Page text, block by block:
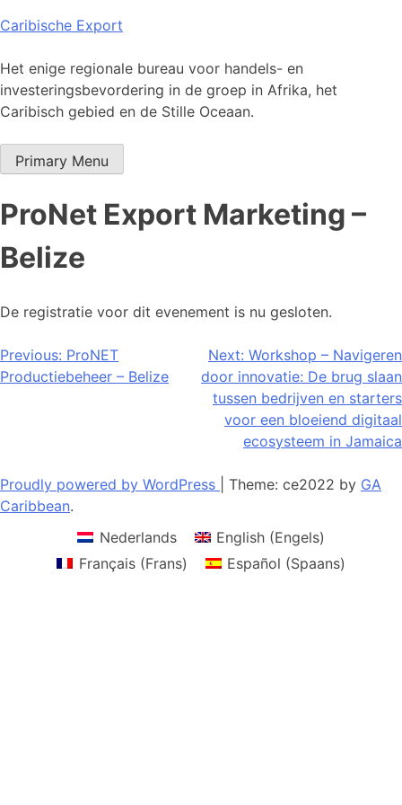
Skip
content
Caribische Export
Het enige regionale bureau voor handels- en
investeringsbevordering in de groep in Afrika, het
Caribisch gebied en de Stille Oceaan.
Primary Menu
ProNet Export Marketing –
Belize
De registratie voor dit evenement is nu gesloten.
Bericht
navigatie
Previous: ProNET
Productiebeheer – Belize
Next: Workshop – Navigeren
door innovatie: De brug slaan
tussen bedrijven en starters
voor een bloeiend digitaal
ecosysteem in Jamaica
Proudly powered by WordPress Theme: ce2022 by GA
Caribbean.
Nederlands
English(Engels)
Français(Frans) Español (Spaans)